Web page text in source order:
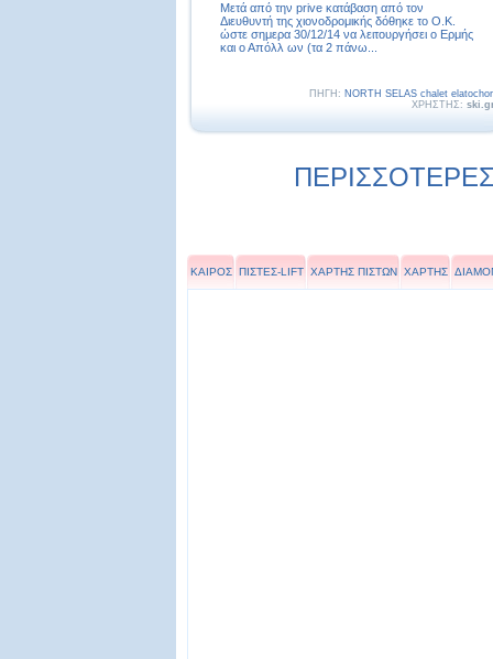
Μετά από την prive κατάβαση από τον
Διευθυντή της χιονοδρομικής δόθηκε το O.K.
ώστε σημερα 30/12/14 να λειτουργήσει ο Ερμής
και ο Απόλλ ων (τα 2 πάνω...
ΠΗΓΗ: NORTH SELAS chalet
ΧΡΗΣΤΗΣ:
ΠΕΡΙΣΣΟΤΕΡΕΣ
ΚΑΙΡΟΣ ΠΙΣΤΕΣ-LIFT ΧΑΡΤΗΣ ΠΙΣΤΩΝ ΧΑΡΤΗΣ